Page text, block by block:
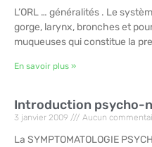
L’ORL … généralités . Le
gorge, larynx, bronches et
muqueuses qui constitue la
En savoir plus »
Introduction psycho-
3 janvier 2009 Aucun
La SYMPTOMATOLOGIE